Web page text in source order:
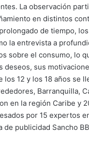
La observación
en distintos
de tiempo,
la entrevista a
sobre el consumo, lo
sus
12 y los 18 años se
Barranquilla,
en la región Caribe y
por 15 expertos
publicidad Sancho